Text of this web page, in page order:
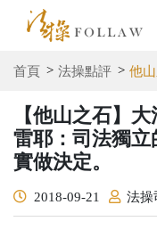
首頁 法操點評 他
【他山之石】
雷耶：司法獨
實做決定。
2018-09-21 法操